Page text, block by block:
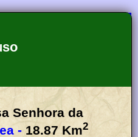
Senhora da
- 18.87 Km2